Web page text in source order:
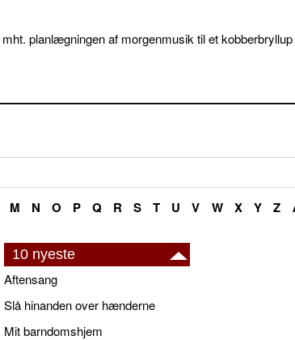
planlægningen af morgenmusik til et
M N O P Q R S T U V W X Y Z
10 nyeste
Aftensang
Slå hinanden over hænderne
Mit barndomshjem